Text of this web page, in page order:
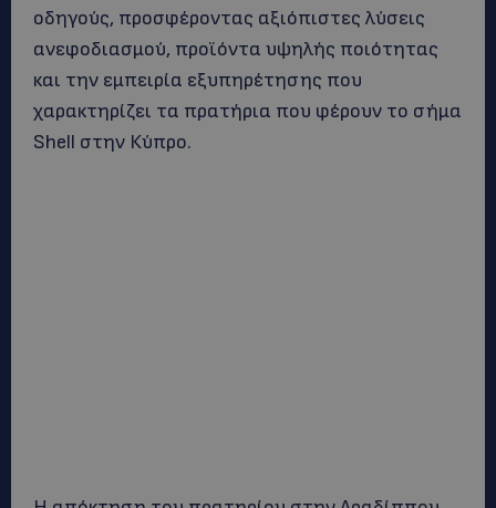
οδηγούς, προσφέροντας αξιόπιστες λύσεις
ανεφοδιασμού, προϊόντα υψηλής ποιότητας
και την εμπειρία εξυπηρέτησης που
χαρακτηρίζει τα πρατήρια που φέρουν το σήμα
Shell στην Κύπρο.